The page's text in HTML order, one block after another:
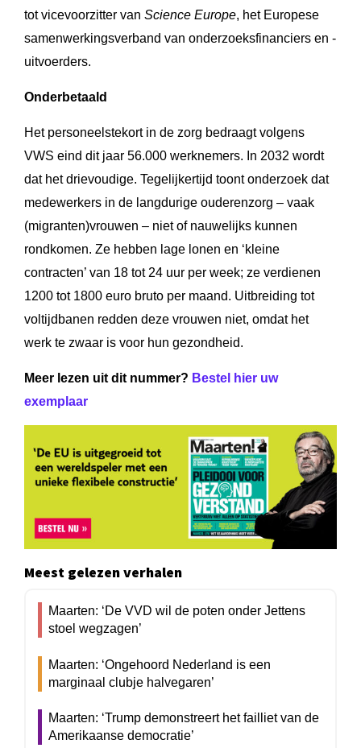
tot vicevoorzitter van Science Europe, het Europese
samenwerkingsverband van onderzoeksfinanciers en -
uitvoerders.
Onderbetaald
Het personeelstekort in de zorg bedraagt volgens
VWS eind dit jaar 56.000 werknemers. In 2032 wordt
dat het drievoudige. Tegelijkertijd toont onderzoek dat
medewerkers in de langdurige ouderenzorg – vaak
(migranten)vrouwen – niet of nauwelijks kunnen
rondkomen. Ze hebben lage lonen en ‘kleine
contracten’ van 18 tot 24 uur per week; ze verdienen
1200 tot 1800 euro bruto per maand. Uitbreiding tot
voltijdbanen redden deze vrouwen niet, omdat het
werk te zwaar is voor hun gezondheid.
Meer lezen uit dit nummer? Bestel hier uw
exemplaar
Meest gelezen verhalen
Maarten: ‘De VVD wil de poten onder Jettens
stoel wegzagen’
Maarten: ‘Ongehoord Nederland is een
marginaal clubje halvegaren’
Maarten: ‘Trump demonstreert het failliet van de
Amerikaanse democratie’